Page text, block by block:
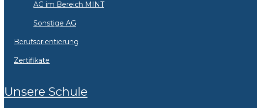
AG im Bereich MINT
Sonstige AG
Berufsorientierung
Zertifikate
Unsere Schule